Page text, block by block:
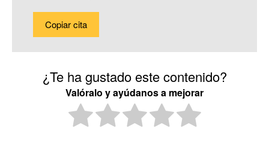
Copiar cita
¿Te ha gustado este contenido?
Valóralo y ayúdanos a mejorar